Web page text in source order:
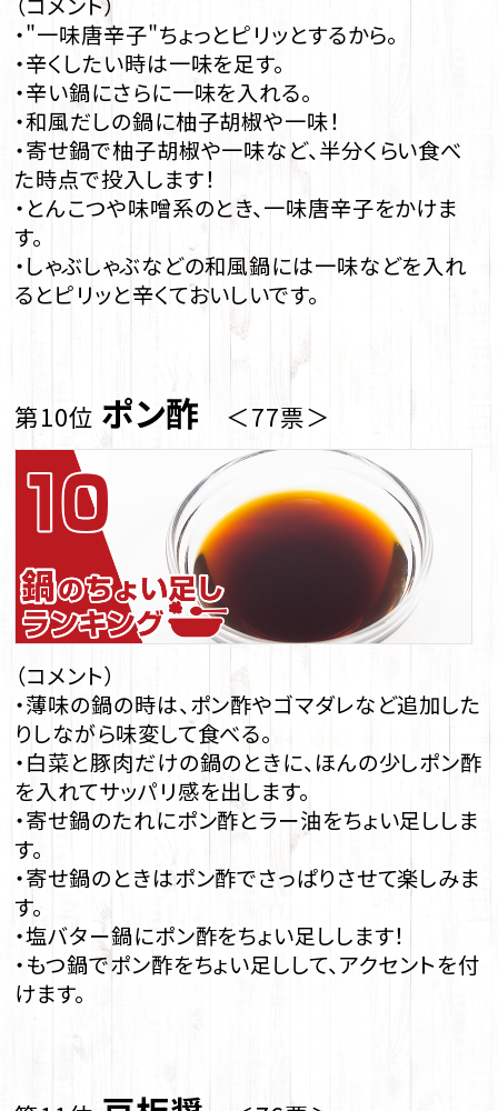
・"一味唐辛子"ちょっとピリッとするから。
・辛くしたい時は一味を足す。
・辛い鍋にさらに一味を入れる。
・和風だしの鍋に柚子胡椒や一味！
・寄せ鍋で柚子胡椒や一味など、半分くらい食べ
た時点で投入します！
・とんこつや味噌系のとき、一味唐辛子をかけま
す。
・しゃぶしゃぶなどの和風鍋には一味などを入れ
るとピリッと辛くておいしいです。
第10位 ポン酢 ＜77票＞
（コメント）
・薄味の鍋の時は、ポン酢やゴマダレなど追加した
りしながら味変して食べる。
・白菜と豚肉だけの鍋のときに、ほんの少しポン酢
を入れてサッパリ感を出します。
・寄せ鍋のたれにポン酢とラー油をちょい足ししま
す。
・寄せ鍋のときはポン酢でさっぱりさせて楽しみま
す。
・塩バター鍋にポン酢をちょい足しします！
・もつ鍋でポン酢をちょい足しして、アクセントを付
けます。